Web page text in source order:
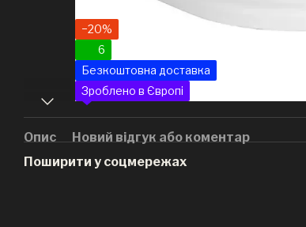
−20%
6
Безкоштовна доставка
Зроблено в Європі
Опис
Новий відгук або коментар
Поширити у соцмережах